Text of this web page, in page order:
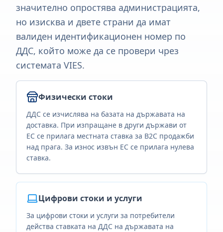
значително опростява администрацията,
но изисква и двете страни да имат
валиден идентификационен номер по
ДДС, който може да се провери чрез
системата VIES.
Физически стоки
ДДС се изчислява на базата на държавата на
доставка. При изпращане в други държави от
ЕС се прилага местната ставка за B2C продажби
над прага. За износ извън ЕС се прилага нулева
ставка.
Цифрови стоки и услуги
За цифрови стоки и услуги за потребители
действа ставката на ДДС на държавата на